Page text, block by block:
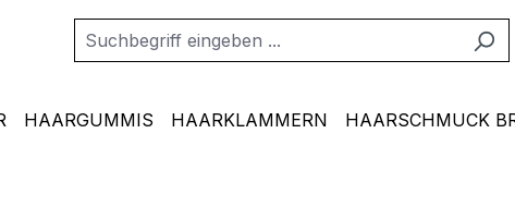
HAARGUMMIS HAARKLAMMERN HAARSCHMUCK